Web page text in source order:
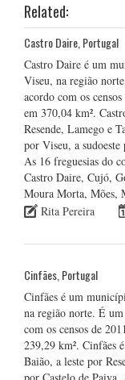
Related:
Castro Daire, Portugal
Castro Daire é um
Viseu, na região
acordo com os
em 370,04 km².
Resende, Lamego e
por Viseu, a
As 16 freguesias do
Castro Daire, Cujó,
Moura Morta, Mões,
Rita Pereira
Cinfães, Portugal
Cinfães é um
na região norte. É
com os censos de
239,29 km². Cinfães
Baião, a leste por